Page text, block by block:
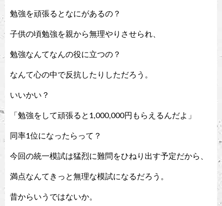
勉強を頑張るとなにがあるの？
子供の頃勉強を親から無理やりさせられ、
勉強なんてなんの役に立つの？
なんて心の中で反抗したりしただろう。
いいかい？
「勉強をして頑張ると1,000,000円もらえるんだよ」
同率1位になったらって？
今回の統一模試は猛烈に難問をひねり出す予定だから、
満点なんてきっと無理な模試になるだろう。
昔からいうではないか。